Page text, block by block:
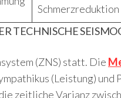
Schmerzreduktion
TECHNISCHE
(ZNS) statt. Die
(Leistung) und
zeitliche Varianz